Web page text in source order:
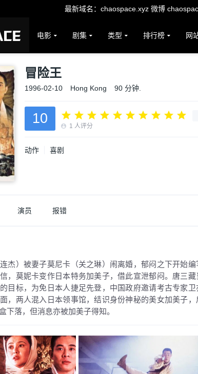
最新域名：chaospace.xyz 微博
电影 剧集 类型 排行榜 网
冒险王
1996-02-10 Hong Kong 90 分钟.
10 1 人评分
动作 喜剧
演员 报错
杰）被妻子莫尼卡（关之琳）闹离婚，郁闷之下开始
，莫妮卡变作日本特务加美子，借此宣泄郁闷。唐三
目标，为免日本人捷足先登，中国政府邀请考古专家
，两人混入日本领事馆，结识身份神秘的美女加美子
下落，但消息亦被加美子得知。